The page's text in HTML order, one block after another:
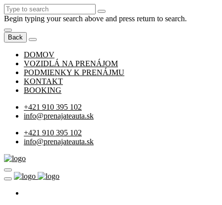
Begin typing your search above and press return to search.
Back
DOMOV
VOZIDLÁ NA PRENÁJOM
PODMIENKY K PRENÁJMU
KONTAKT
BOOKING
+421 910 395 102
info@prenajateauta.sk
+421 910 395 102
info@prenajateauta.sk